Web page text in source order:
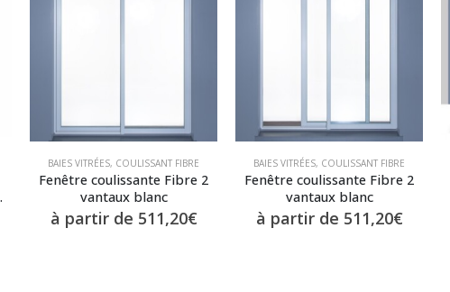
BAIES VITRÉES, COULISSANT FIBRE
Fenêtre coulissante Fibre 2
vantaux blanc
à partir de 511,20€
BAIES VITRÉES, COULISSANT FIBRE
Fenêtre coulissante Fibre 2
vantaux blanc
à partir de 511,20€